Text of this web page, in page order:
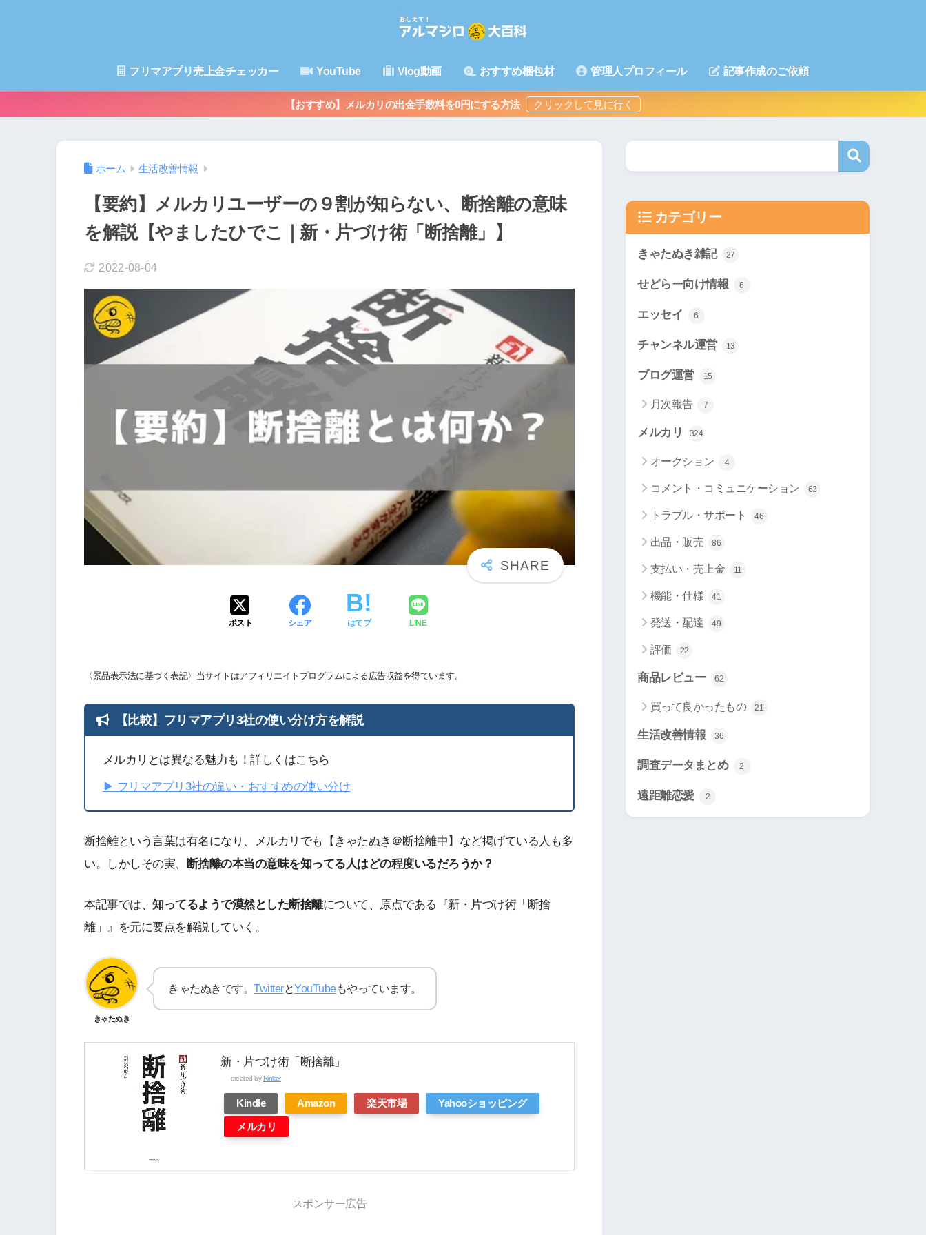
フリマアプリ売上金チェッカー YouTube Vlog動画 おすすめ梱包材 管理人プロフィール 記事作成のご依頼
【おすすめ】メルカリの出金手数料を0円にする方法
ホーム 生活改善情報
【要約】メルカリユーザーの９割が知らない、断捨離の意味
を解説【やましたひでこ｜新・片づけ術「断捨離」】
2022-08-04
ポスト シェア はてブ LINE
〈景品表示法に基づく表記〉当サイトはアフィリエイトプログラムによる広告収益を得ています。
【比較】フリマアプリ3社の使い分け方を解説
メルカリとは異なる魅力も！詳しくはこちら
▶︎ フリマアプリ3社の違い・おすすめの使い分け
断捨離という言葉は有名になり、メルカリでも【きゃたぬき＠断捨離中】など掲げている人も多
い。しかしその実、
断捨離の本当の意味を知ってる人はどの程度いるだろうか？
本記事では、 知ってるようで漠然とした断捨離について、原点である『新・片づけ術「断捨
離」』を元に要点を解説していく。
きゃたぬき
きゃたぬきです。 TwitterとYouTubeもやっています。
新・片づけ術「断捨離」
created byRinker
Kindle Amazon 楽天市場
Yahooショッピング
メルカリ
スポンサー広告
カテゴリー
きゃたぬき雑記 27
せどらー向け情報 6
エッセイ 6
チャンネル運営 13
ブログ運営 15
月次報告 7
メルカリ 324
オークション 4
コメント・コミュニケーション 63
トラブル・サポート 46
出品・販売 86
支払い・売上金 11
機能・仕様 41
発送・配達 49
評価 22
商品レビュー 62
買って良かったもの 21
生活改善情報 36
調査データまとめ 2
遠距離恋愛 2